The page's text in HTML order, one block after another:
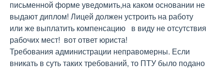
письменной форме уведомить,на каком основании не
выдают диплом! Лицей должен устроить на работу
или же выплатить компенсацию   в виду не отсутствия
рабочих мест!  вот ответ юриста!
Требования администрации неправомерны. Если
вникать в суть таких требований, то ПТУ было подано